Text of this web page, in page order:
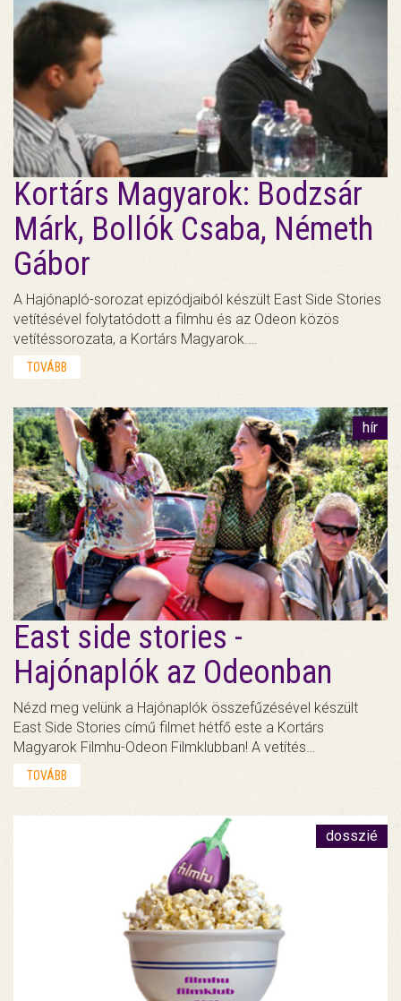
Kortárs Magyarok: Bodzsár
Márk, Bollók Csaba, Németh
Gábor
A Hajónapló-sorozat epizódjaiból készült East Side Stories
vetítésével folytatódott a filmhu és az Odeon közös
vetítéssorozata, a Kortárs Magyarok.…
TOVÁBB
hír
East side stories -
Hajónaplók az Odeonban
Nézd meg velünk a Hajónaplók összefűzésével készült
East Side Stories című filmet hétfő este a Kortárs
Magyarok Filmhu-Odeon Filmklubban! A vetítés…
TOVÁBB
dosszié